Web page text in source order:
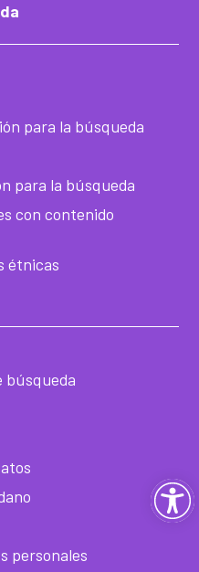
para la búsqueda
para la búsqueda
con contenido
étnicas
búsqueda
personales